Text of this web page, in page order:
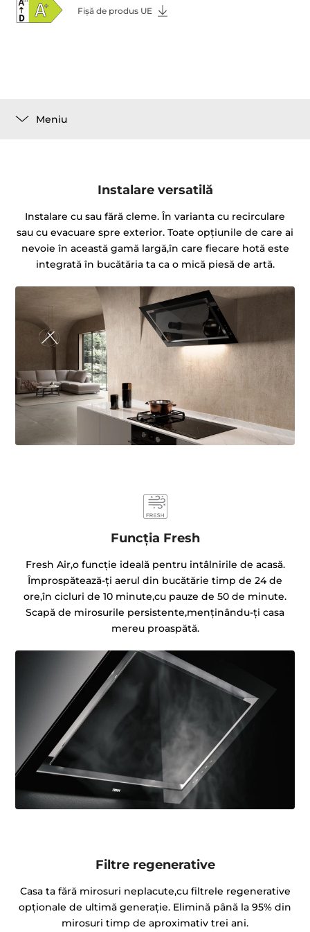
Fișă de produs UE
Meniu
Instalare versatilă
Instalare cu sau fără cleme. În varianta cu recirculare
sau cu evacuare spre exterior. Toate opțiunile de care ai
nevoie în această gamă largă,în care fiecare hotă este
integrată în bucătăria ta ca o mică piesă de artă.
Funcția Fresh
Fresh Air,o funcție ideală pentru intâlnirile de acasă.
Împrospătează-ți aerul din bucătărie timp de 24 de
ore,în cicluri de 10 minute,cu pauze de 50 de minute.
Scapă de mirosurile persistente,menținându-ți casa
mereu proaspătă.
Filtre regenerative
Casa ta fără mirosuri neplacute,cu filtrele regenerative
opționale de ultimă generație. Elimină până la 95% din
mirosuri timp de aproximativ trei ani.